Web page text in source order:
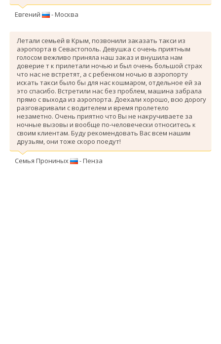
Евгений - Москва
Летали семьей в Крым, позвонили заказать такси из
аэропорта в Севастополь. Девушка с очень приятным
голосом вежливо приняла наш заказ и внушила нам
доверие т к прилетали ночью и был очень большой страх
что нас не встретят, а с ребенком ночью в аэропорту
искать такси было бы для нас кошмаром, отдельное ей за
это спасибо. Вcтретили нас без проблем, машина забрала
прямо с выхода из аэропорта. Доехали хорошо, всю дорогу
разговаривали с водителем и время пролетело
незаметно. Очень приятно что Вы не накручиваете за
ночные вызовы и вообще по-человечески относитесь к
своим клиентам. Буду рекомендовать Вас всем нашим
друзьям, они тоже скоро поедут!
Семья Прониных - Пенза